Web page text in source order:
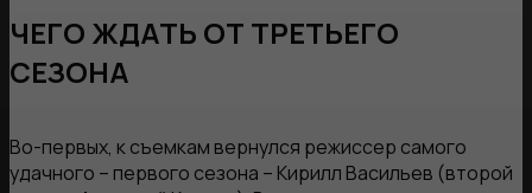
ЧЕГО ЖДАТЬ ОТ ТРЕТЬЕГО
СЕЗОНА
Во-первых, к съемкам вернулся режиссер самого
удачного – первого сезона – Кирилл Васильев (второй